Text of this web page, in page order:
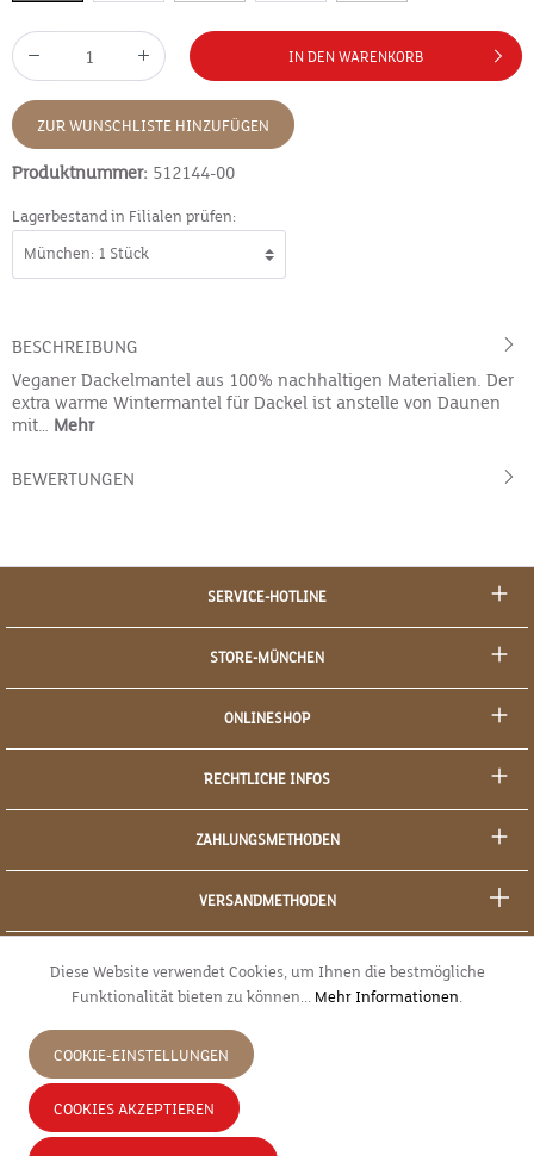
IN DEN WARENKORB
ZUR WUNSCHLISTE HINZUFÜGEN
Produktnummer: 512144-00
Lagerbestand in Filialen prüfen:
BESCHREIBUNG
Veganer Dackelmantel aus 100% nachhaltigen Materialien. Der
extra warme Wintermantel für Dackel ist anstelle von Daunen
mit… Mehr
BEWERTUNGEN
SERVICE-HOTLINE
STORE-MÜNCHEN
ONLINESHOP
RECHTLICHE INFOS
ZAHLUNGSMETHODEN
VERSANDMETHODEN
JETZT WIDERRUFEN
Diese Website verwendet Cookies, um Ihnen die bestmögliche
Funktionalität bieten zu können... Mehr Informationen.
COOKIE-EINSTELLUNGEN
COOKIES AKZEPTIEREN